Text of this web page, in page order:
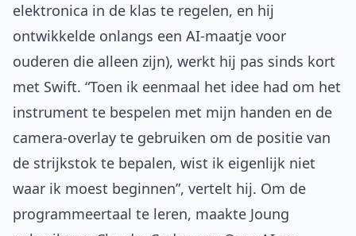
elektronica in de klas te regelen, en hij
ontwikkelde onlangs een AI-maatje voor
ouderen die alleen zijn), werkt hij pas sinds kort
met Swift. “Toen ik eenmaal het idee had om het
instrument te bespelen met mijn handen en de
camera-overlay te gebruiken om de positie van
de strijkstok te bepalen, wist ik eigenlijk niet
waar ik moest beginnen”, vertelt hij. Om de
programmeertaal te leren, maakte Joung